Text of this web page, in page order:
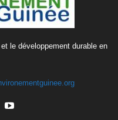
le développement durable en